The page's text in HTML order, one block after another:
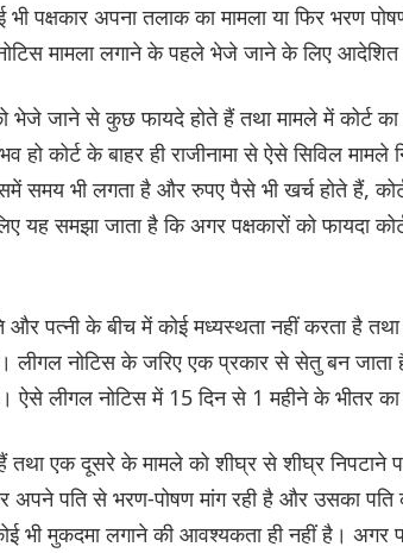
पक्षकार अपना तलाक का मामला या फिर भरण
मामला लगाने के पहले भेजे जाने के लिए आदेशित
जाने से कुछ फायदे होते हैं तथा मामले में कोर्ट का
हो कोर्ट के बाहर ही राजीनामा से ऐसे सिविल मामले
समय भी लगता है और रुपए पैसे भी खर्च होते हैं,
यह समझा जाता है कि अगर पक्षकारों को फायदा
और पत्नी के बीच में कोई मध्यस्थता नहीं करता है
लीगल नोटिस के जरिए एक प्रकार से सेतु बन जाता
ऐसे लीगल नोटिस में 15 दिन से 1 महीने के भीतर का
तथा एक दूसरे के मामले को शीघ्र से शीघ्र निपटाने
अपने पति से भरण-पोषण मांग रही है और उसका
भी मुकदमा लगाने की आवश्यकता ही नहीं है।